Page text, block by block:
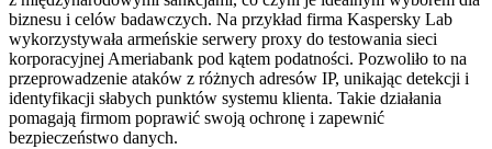
biznesu i celów badawczych. Na przykład firma Kaspersky Lab
wykorzystywała armeńskie serwery proxy do testowania sieci
korporacyjnej Ameriabank pod kątem podatności. Pozwoliło to na
przeprowadzenie ataków z różnych adresów IP, unikając detekcji i
identyfikacji słabych punktów systemu klienta. Takie działania
pomagają firmom poprawić swoją ochronę i zapewnić
bezpieczeństwo danych.